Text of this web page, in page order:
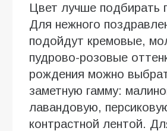
Цвет лучше подбирать
Для нежного
подойдут кремовые,
пудрово-розовые
рождения можно
заметную гамму:
лавандовую,
контрастной лентой.